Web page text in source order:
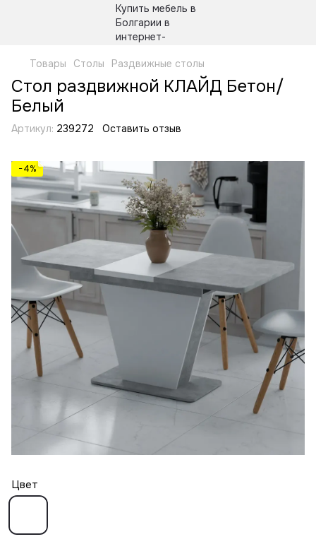
Товары Столы Раздвижные столы
Стол раздвижной КЛАЙД Бетон/
Белый
Артикул: 239272 Оставить отзыв
−4%
Цвет